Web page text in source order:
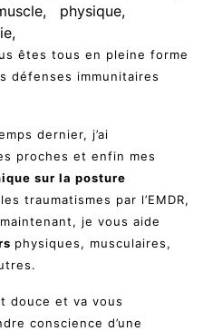
physique
êtes tous en pleine forme
défenses immunitaires
dernier, j’ai
proches et enfin mes
sur la posture
traumatismes par l’EMDR,
je vous aide
physiques, musculaires,
douce et va vous
conscience d’une